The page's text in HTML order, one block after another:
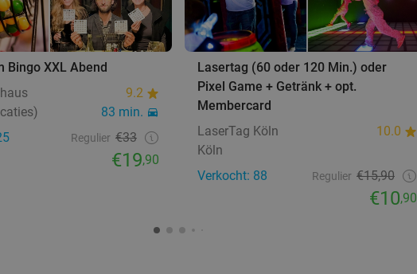
Bingo XXL Abend
9.2
83 min.
Regulier €33
€19,90
Lasertag (60 oder 120 Min.) oder
Pixel Game + Getränk + opt.
Membercard
LaserTag Köln
10.0
Köln
Verkocht: 88
Regulier €15,90
€10,90